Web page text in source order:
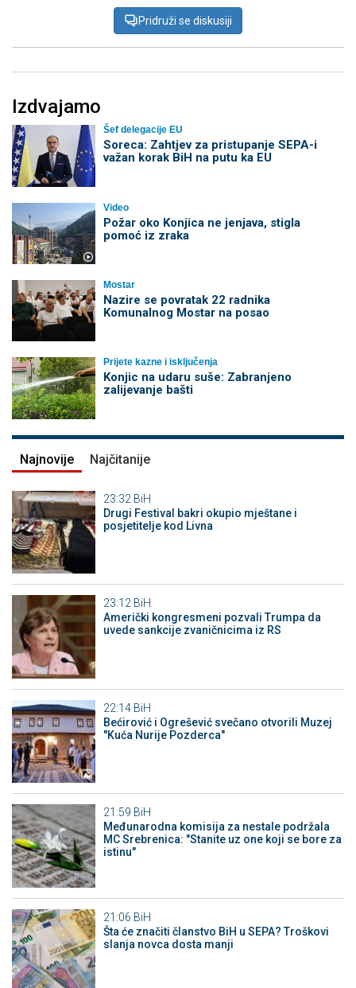
Pridruži se diskusiji
Izdvajamo
Šef delegacije EU
Soreca: Zahtjev za pristupanje SEPA-i
važan korak BiH na putu ka EU
Video
Požar oko Konjica ne jenjava, stigla
pomoć iz zraka
Mostar
Nazire se povratak 22 radnika
Komunalnog Mostar na posao
Prijete kazne i isključenja
Konjic na udaru suše: Zabranjeno
zalijevanje bašti
Najnovije Najčitanije
23:32 BiH
Drugi Festival bakri okupio mještane i
posjetitelje kod Livna
23:12 BiH
Američki kongresmeni pozvali Trumpa da
uvede sankcije zvaničnicima iz RS
22:14 BiH
Bećirović i Ogrešević svečano otvorili Muzej
"Kuća Nurije Pozderca"
21:59 BiH
Međunarodna komisija za nestale podržala
MC Srebrenica: "Stanite uz one koji se bore za
istinu"
21:06 BiH
Šta će značiti članstvo BiH u SEPA? Troškovi
slanja novca dosta manji